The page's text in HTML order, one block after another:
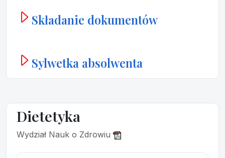
Składanie dokumentów
Sylwetka absolwenta
Dietetyka
Wydział Nauk o Zdrowiu